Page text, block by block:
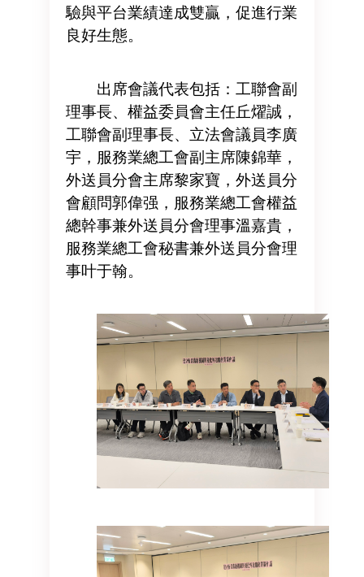
驗與平台業績達成雙贏，促進行業
良好生態。
出席會議代表包括：工聯會副
理事長、權益委員會主任丘燿誠，
工聯會副理事長、立法會議員李廣
宇，服務業總工會副主席陳錦華，
外送員分會主席黎家寶，外送員分
會顧問郭偉强，服務業總工會權益
總幹事兼外送員分會理事溫嘉貴，
服務業總工會秘書兼外送員分會理
事叶于翰。